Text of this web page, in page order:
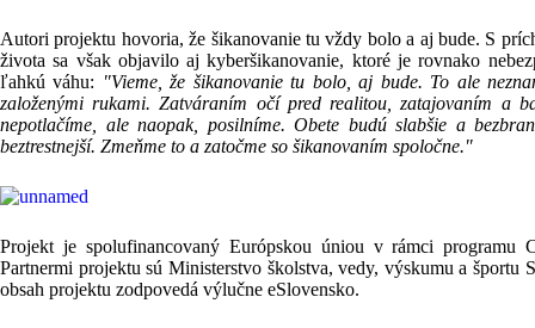
Autori projektu hovoria, že šikanovanie tu vždy bolo a aj bude. S
života sa však objavilo aj kyberšikanovanie, ktoré je rovnako
ľahkú váhu: "Vieme, že šikanovanie tu bolo, aj bude. To ale
založenými rukami. Zatváraním očí pred realitou, zatajovaním a
nepotlačíme, ale naopak, posilníme. Obete budú slabšie a
beztrestnejší. Zmeňme to a zatočme so šikanovaním spoločne."
Projekt je spolufinancovaný Európskou úniou v rámci programu
Partnermi projektu sú Ministerstvo školstva, vedy, výskumu a športu
obsah projektu zodpovedá výlučne eSlovensko.